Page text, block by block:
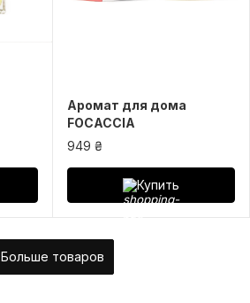
Аромат для дома
FOCACCIA
949 ₴
Купить
Больше товаров